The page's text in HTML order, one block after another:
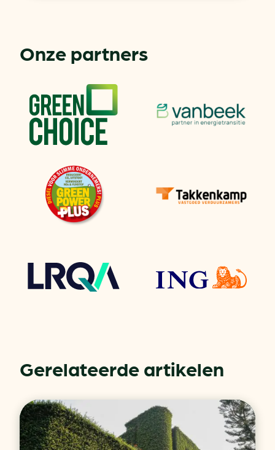
Onze partners
Gerelateerde artikelen